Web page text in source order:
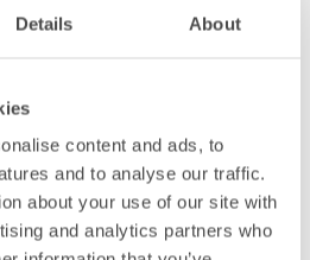
Details About
content and ads, to
and to analyse our traffic.
about your use of our site with
and analytics partners who
som ett brottsverktyg, är det
skärps och att trösklarna inte
framstår som
utredningens slutsats att